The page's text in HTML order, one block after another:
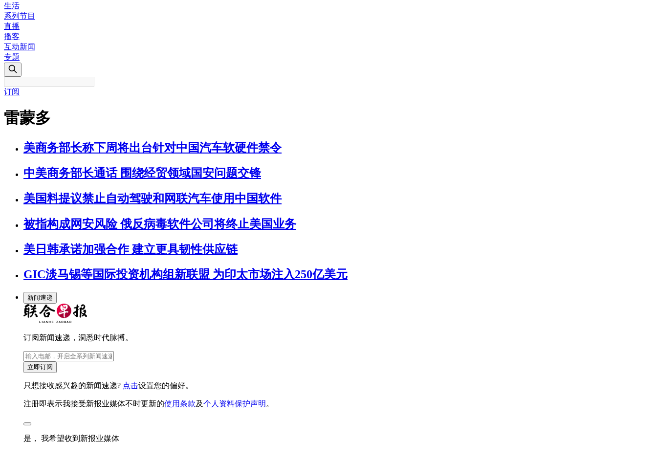
生活
系列节目
直播
播客
互动新闻
专题
订阅
雷蒙多
美商务部长称下周将出台针对中国汽车软硬件禁令
中美商务部长通话 围绕经贸领域国安问题交锋
美国料提议禁止自动驾驶和网联汽车使用中国软件
被指构成网安风险 俄反病毒软件公司将终止美国业务
美日韩承诺加强合作 建立更具韧性供应链
GIC淡马锡等国际投资机构组新联盟 为印太市场注入250亿美元
新闻速递
订阅新闻速递，洞悉时代脉搏。
立即订阅
只想接收感兴趣的新闻速递? 点击设置您的偏好。
注册即表示我接受新报业媒体不时更新的使用条款及个人资料保护声明 。
是， 我希望收到新报业媒体